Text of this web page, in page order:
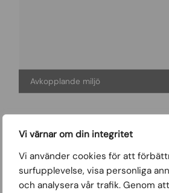
Vi värnar om din integritet
Vi använder cookies för att
surfupplevelse, visa personliga
och analysera vår trafik. Genom
Avkopplande miljö